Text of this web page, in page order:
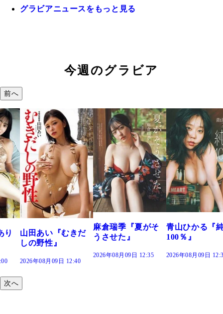
グラビアニュースをもっと見る
今週のグラビア
前へ
だ
麻倉瑞季『夏がそ
うさせた』
青山ひかる『純度
100％』
2026年08月09日 12:30
溝端 葵『もう
つの、あおい
で。』
2026年08月09日
次へ